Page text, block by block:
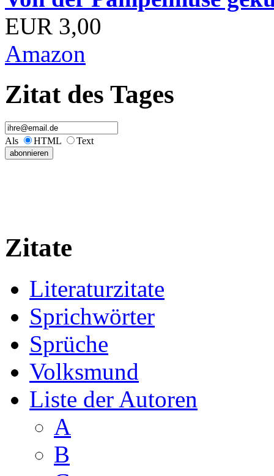
EUR 3,00
Amazon
Zitat des Tages
Als HTML Text
Zitate
Literaturzitate
Sprichwörter
Sprüche
Volksmund
Liste der Autoren
A
B